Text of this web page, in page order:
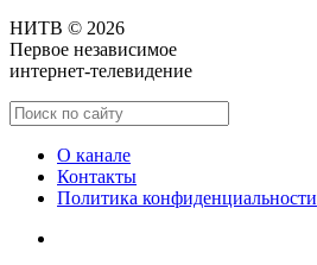
НИТВ © 2026
Первое независимое
интернет-телевидение
О канале
Контакты
Политика конфиденциальности